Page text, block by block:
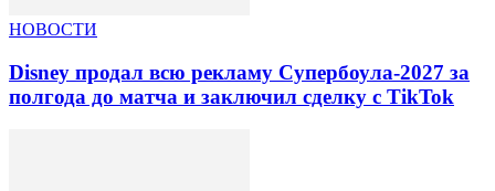
НОВОСТИ
Disney продал всю рекламу Супербоула-2027 за
полгода до матча и заключил сделку с TikTok